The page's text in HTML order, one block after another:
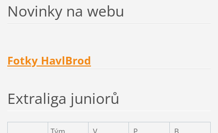
Novinky na webu
Fotky HavlBrod
Extraliga juniorů